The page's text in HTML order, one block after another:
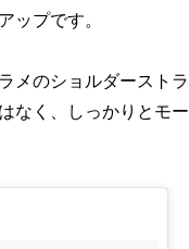
ップです。
メのショルダーストラ
なく、しっかりとモー